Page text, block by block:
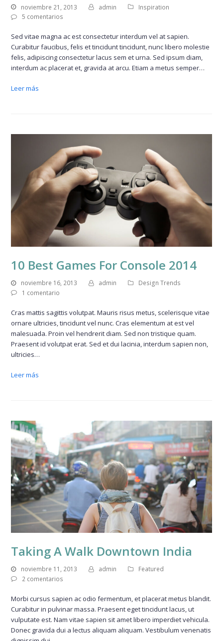
noviembre 21, 2013 admin
Inspiration
5 comentarios
Sed vitae magna ac est consectetur interdum vel at sapien.
Curabitur faucibus, felis et tincidunt tincidunt, nunc libero molestie
felis, adipiscing consectetur lacus sem et urna. Sed ipsum diam,
interdum ac placerat et, gravida at arcu. Etiam a metus semper…
Leer más
10 Best Games For Console 2014
noviembre 16, 2013 admin
Design Trends
1 comentario
Cras mattis sagittis volutpat. Mauris risus metus, scelerisque vitae
ornare ultricies, tincidunt vel nunc. Cras elementum at est vel
malesuada. Proin vel hendrerit diam. Sed non tristique quam.
Praesent id volutpat erat. Sed et dui lacinia, interdum sapien non,
ultricies…
Leer más
Taking A Walk Downtown India
noviembre 11, 2013 admin
Featured
2 comentarios
Morbi cursus sapien ac odio fermentum, et placerat metus blandit.
Curabitur in pulvinar massa. Praesent eget tincidunt lacus, ut
vulputate est. Nam vitae sapien sit amet libero imperdiet vehicula.
Donec gravida dui a lectus aliquam aliquam. Vestibulum venenatis